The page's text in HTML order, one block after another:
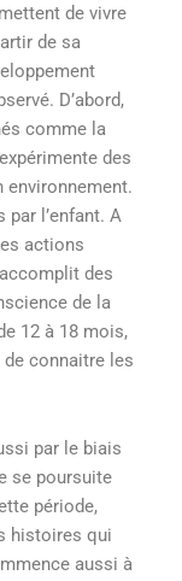
de vivre
de sa
D’abord,
comme la
des
l’enfant. A
actions
des
de la
12 à 18 mois,
connaitre les
par le biais
se poursuite
période,
histoires qui
aussi à